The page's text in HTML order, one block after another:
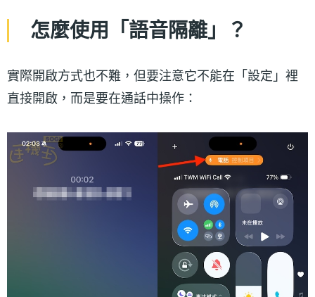
怎麼使用「語音隔離」？
實際開啟方式也不難，但要注意它不能在「設定」裡
直接開啟，而是要在通話中操作：